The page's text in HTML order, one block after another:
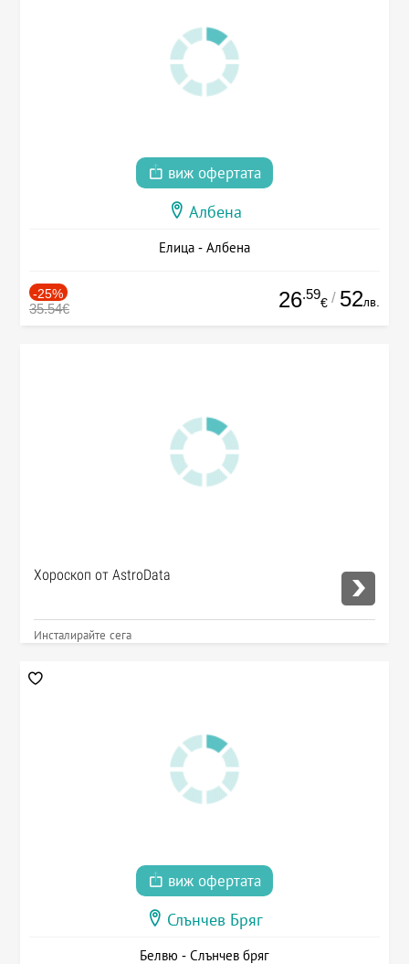
виж офертата
Албена
Елица - Албена
-25%
35.54€ 26.59
€ / 52лв.
Хороскоп от AstroData
Инсталирайте сега
виж офертата
Слънчев Бряг
Белвю - Слънчев бряг